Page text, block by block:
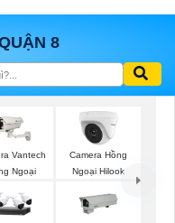
8
Vantech
Ngoại
Camera Hồng
Ngoại Hilook